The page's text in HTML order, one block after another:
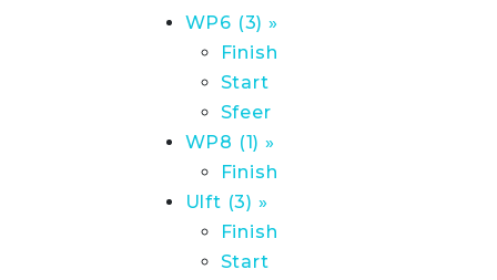
WP6 (3) »
Finish
Start
Sfeer
WP8 (1) »
Finish
Ulft (3) »
Finish
Start